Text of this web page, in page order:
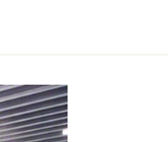
組み
支援
活動